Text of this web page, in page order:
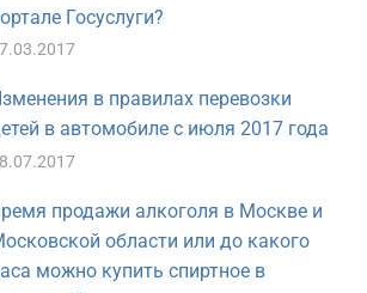
Госуслуги?
в правилах перевозки
в автомобиле с июля 2017 года
продажи алкоголя в Москве и
области или до какого
можно купить спиртное в